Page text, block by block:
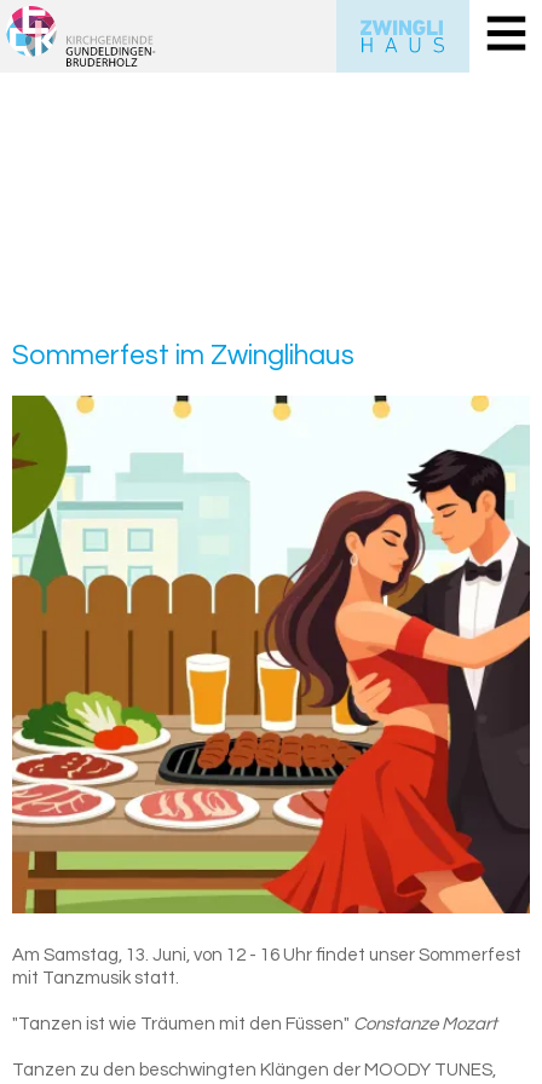
Som­mer­fest im Zwing­li­haus
Am Samstag, 13. Juni, von 12 - 16 Uhr findet unser Sommerfest
mit Tanzmusik statt.
"Tanzen ist wie Träumen mit den Füssen" Constanze Mozart
Tanzen zu den beschwingten Klängen der MOODY TUNES,